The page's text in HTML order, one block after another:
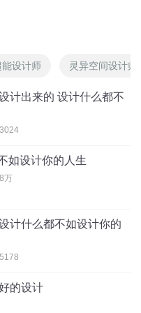
能设计师 灵异空间设计师
计出来的 设计什么都不
3024
如设计你的人生
万
计什么都不如设计你的
5178
的设计